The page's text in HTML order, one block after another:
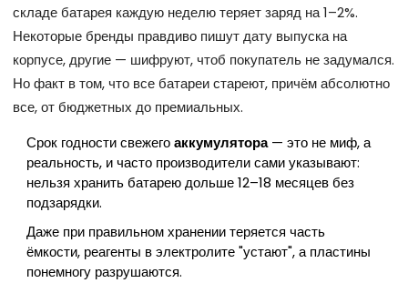
складе батарея каждую неделю теряет заряд на 1–2%.
Некоторые бренды правдиво пишут дату выпуска на
корпусе, другие — шифруют, чтоб покупатель не задумался.
Но факт в том, что все батареи стареют, причём абсолютно
все, от бюджетных до премиальных.
Срок годности свежегоаккумулятора— это не миф, а
реальность, и часто производители сами указывают:
нельзя хранить батарею дольше 12–18 месяцев без
подзарядки.
Даже при правильном хранении теряется часть
ёмкости, реагенты в электролите "устают", а пластины
понемногу разрушаются.